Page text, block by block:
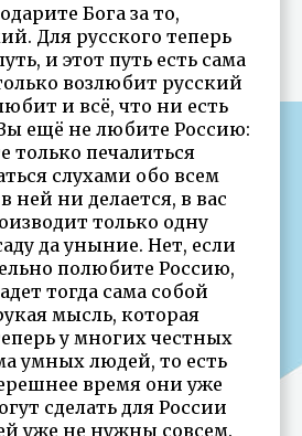
Бога за то,
Для русского теперь
и этот путь есть сама
возлюбит русский
и всё, что ни есть
ещё не любите Россию:
только печалиться
слухами обо всем
ней ни делается, в вас
только одну
да уныние. Нет, если
полюбите Россию,
тогда сама собой
мысль, которая
у многих честных
умных людей, то есть
время они уже
сделать для России
уже не нужны совсем.